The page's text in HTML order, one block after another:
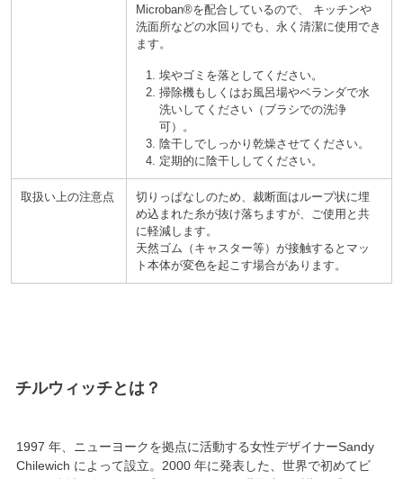
Microban®を配合しているので、 キッチンや
洗面所などの水回りでも、永く清潔に使用でき
ます。
埃やゴミを落としてください。
掃除機もしくはお風呂場やベランダで水
洗いしてください
ブラシでの洗浄
可
。
陰干しでしっかり乾燥させてください。
定期的に陰干ししてください。
取扱い上の注意点
切りっぱなしのため、裁断面はループ状に埋
め込まれた糸が抜け落ちますが、ご使用と共
に軽減します。
天然ゴム
キャスター等
が接触するとマッ
ト本体が変色を起こす場合があります。
チルウィッチ
1997 年、ニューヨークを拠点に活動する女性デザイナーSandy
Chilewich によって設立。 2000 年に発表した、 世界で初めてビ